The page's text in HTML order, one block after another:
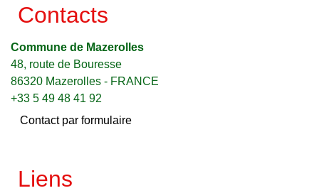
Contacts
Commune de Mazerolles
48, route de Bouresse
86320 Mazerolles - FRANCE
+33 5 49 48 41 92
Contact par formulaire
Liens